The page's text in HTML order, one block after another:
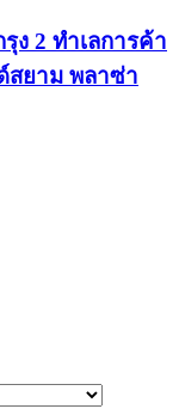
2 ทำเลการค้า
สยาม พลาซ่า